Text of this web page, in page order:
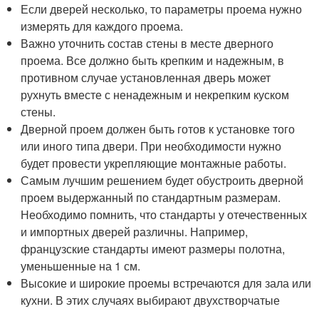
Если дверей несколько, то параметры проема нужно
измерять для каждого проема.
Важно уточнить состав стены в месте дверного
проема. Все должно быть крепким и надежным, в
противном случае установленная дверь может
рухнуть вместе с ненадежным и некрепким куском
стены.
Дверной проем должен быть готов к установке того
или иного типа двери. При необходимости нужно
будет провести укрепляющие монтажные работы.
Самым лучшим решением будет обустроить дверной
проем выдержанный по стандартным размерам.
Необходимо помнить, что стандарты у отечественных
и импортных дверей различны. Например,
французские стандарты имеют размеры полотна,
уменьшенные на 1 см.
Высокие и широкие проемы встречаются для зала или
кухни. В этих случаях выбирают двухстворчатые